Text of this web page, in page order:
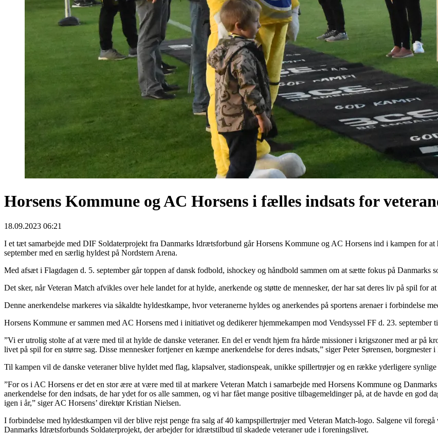
Horsens Kommune og AC Horsens i fælles indsats for
18.09.2023 06:21
I et tæt samarbejde med DIF Soldaterprojekt fra Danmarks Idrætsforbund går Horsens Kommune og AC Horsens ind i kampen for
september med en særlig hyldest på Nordstern Arena.
Med afsæt i Flagdagen d. 5. september går toppen af dansk fodbold, ishockey og håndbold sammen om at sætte fokus på Danmarks
Det sker, når Veteran Match afvikles over hele landet for at hylde, anerkende og støtte de mennesker, der har sat deres liv på spil for
Denne anerkendelse markeres via såkaldte hyldestkampe, hvor veteranerne hyldes og anerkendes på sportens arenaer i forbindelse
Horsens Kommune er sammen med AC Horsens med i initiativet og dedikerer hjemmekampen mod Vendsyssel FF d. 23. september
”Vi er utrolig stolte af at være med til at hylde de danske veteraner. En del er vendt hjem fra hårde missioner i krigszoner med ar på
livet på spil for en større sag. Disse mennesker fortjener en kæmpe anerkendelse for deres indsats,” siger Peter Sørensen, borgmester
Til kampen vil de danske veteraner blive hyldet med flag, klapsalver, stadionspeak, unikke spillertrøjer og en række yderligere
”For os i AC Horsens er det en stor ære at være med til at markere Veteran Match i samarbejde med Horsens Kommune og
anerkendelse for den indsats, de har ydet for os alle sammen, og vi har fået mange positive tilbagemeldinger på, at de havde en god
igen i år,” siger AC Horsens’ direktør Kristian Nielsen.
I forbindelse med hyldestkampen vil der blive rejst penge fra salg af 40 kampspillertrøjer med Veteran Match-logo. Salgene vil
Danmarks Idrætsforbunds Soldaterprojekt, der arbejder for idrætstilbud til skadede veteraner ude i foreningslivet.